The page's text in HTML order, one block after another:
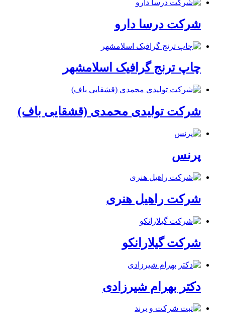
شرکت درسا دارو
چاپ ترنج گرافیک اسلامشهر
شرکت تولیدی محمدی (قشقایی باف)
پرنس
شرکت راهیل هنری
شرکت گیلارانکو
دکتر بهرام شیرزادی